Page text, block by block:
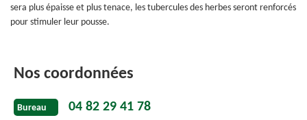
sera plus épaisse et plus tenace, les tubercules des herbes seront renforcés
pour stimuler leur pousse.
Nos coordonnées
Bureau 04 82 29 41 78